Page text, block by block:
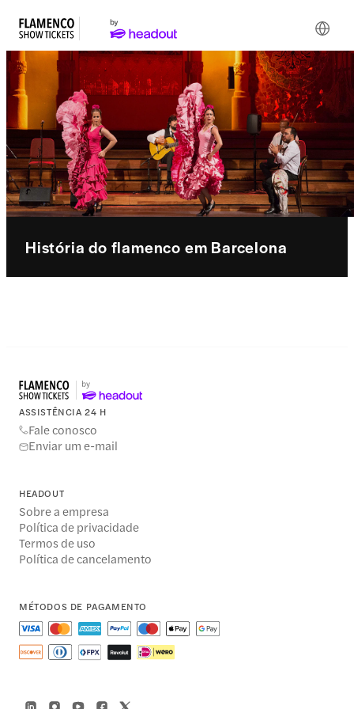
História do flamenco em Barcelona
ASSISTÊNCIA 24 H
Fale conosco
Enviar um e-mail
HEADOUT
Sobre a empresa
Política de privacidade
Termos de uso
Política de cancelamento
MÉTODOS DE PAGAMENTO